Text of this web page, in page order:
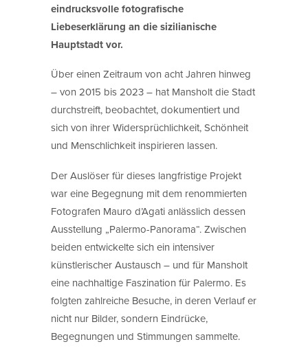
eindrucksvolle fotografische
Liebeserklärung an die sizilianische
Hauptstadt vor.
Über einen Zeitraum von acht Jahren hinweg
– von 2015 bis 2023 – hat Mansholt die Stadt
durchstreift, beobachtet, dokumentiert und
sich von ihrer Widersprüchlichkeit, Schönheit
und Menschlichkeit inspirieren lassen.
Der Auslöser für dieses langfristige Projekt
war eine Begegnung mit dem renommierten
Fotografen Mauro d’Agati anlässlich dessen
Ausstellung „Palermo-Panorama“. Zwischen
beiden entwickelte sich ein intensiver
künstlerischer Austausch – und für Mansholt
eine nachhaltige Faszination für Palermo. Es
folgten zahlreiche Besuche, in deren Verlauf er
nicht nur Bilder, sondern Eindrücke,
Begegnungen und Stimmungen sammelte.